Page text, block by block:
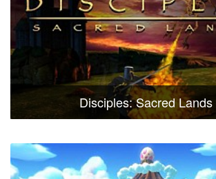
Disciples: Sacred Lands